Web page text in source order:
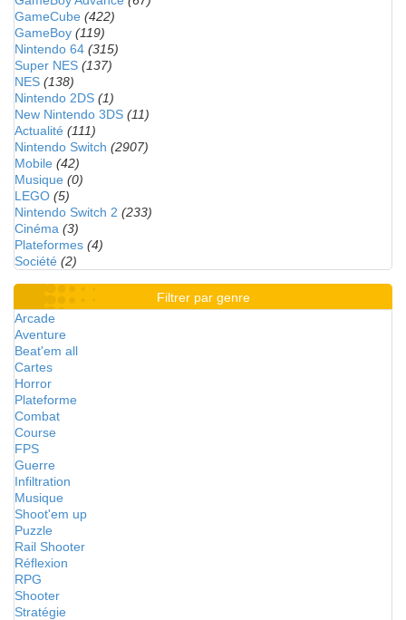
GameCube (422)
GameBoy (119)
Nintendo 64 (315)
Super NES (137)
NES (138)
Nintendo 2DS (1)
New Nintendo 3DS (11)
Actualité (111)
Nintendo Switch (2907)
Mobile (42)
Musique (0)
LEGO (5)
Nintendo Switch 2 (233)
Cinéma (3)
Plateformes (4)
Société (2)
Filtrer par genre
Arcade
Aventure
Beat'em all
Cartes
Horror
Plateforme
Combat
Course
FPS
Guerre
Infiltration
Musique
Shoot'em up
Puzzle
Rail Shooter
Réflexion
RPG
Shooter
Stratégie